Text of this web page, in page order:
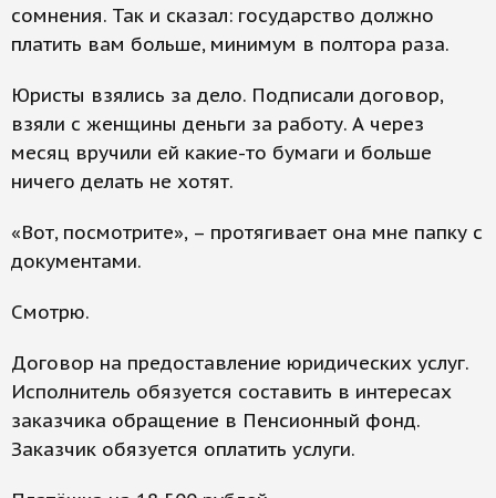
сомнения. Так и сказал: государство должно
платить вам больше, минимум в полтора раза.
Юристы взялись за дело. Подписали договор,
взяли с женщины деньги за работу. А через
месяц вручили ей какие-то бумаги и больше
ничего делать не хотят.
«Вот, посмотрите», – протягивает она мне папку с
документами.
Смотрю.
Договор на предоставление юридических услуг.
Исполнитель обязуется составить в интересах
заказчика обращение в Пенсионный фонд.
Заказчик обязуется оплатить услуги.